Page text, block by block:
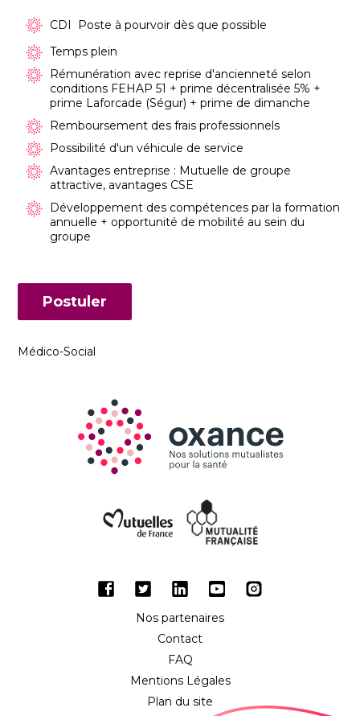
CDI  Poste à pourvoir dès que possible
Temps plein
Rémunération avec reprise d'ancienneté selon
conditions FEHAP 51 + prime décentralisée 5% +
prime Laforcade (Ségur) + prime de dimanche
Remboursement des frais professionnels
Possibilité d'un véhicule de service
Avantages entreprise : Mutuelle de groupe
attractive, avantages CSE
Développement des compétences par la formation
annuelle + opportunité de mobilité au sein du
groupe
Postuler
Médico-Social
FacebookTwitterLinkedInYoutubeInstagram
Nos partenaires
Contact
FAQ
Mentions Légales
Plan du site